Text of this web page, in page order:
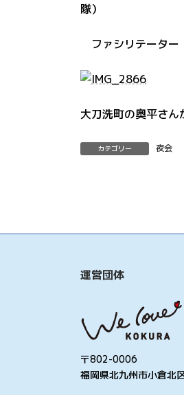
隊） 他「
ファシリテータ
大刀洗町の奥平さ
カテゴリー 夜会
運営団体
〒802-0006
福岡県北九州市小倉北